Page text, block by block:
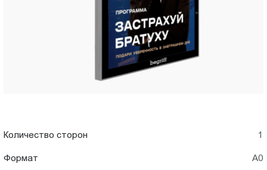
Количество сторон 1
Формат А0